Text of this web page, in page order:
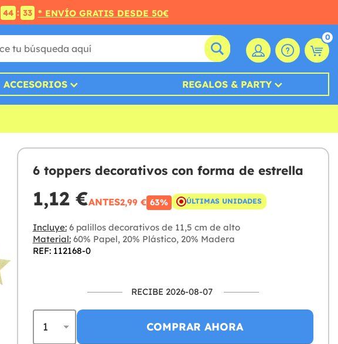
44 : 32 * ENVÍO GRATIS DESDE 50€
0
ACCESORIOS REGALOS & PARTY
6 toppers decorativos con forma de estrella
1,12 €ANTES2,99 € 63% ÚLTIMAS UNIDADES
Incluye:6 palillos decorativos de 11,5 cm de alto
Material:60% Papel, 20% Plástico, 20% Madera
REF: 112168-0
RECIBE 2026-08-07
COMPRAR AHORA